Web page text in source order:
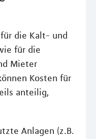
die Kalt- und
für die
Mieter
Kosten für
anteilig,
Anlagen (z.B.